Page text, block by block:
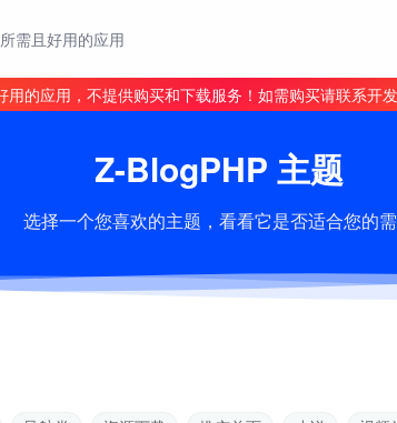
需且好用的应用
的应用，不提供购买和下载服务！如需购买请联系开
Z-BlogPHP 主题
选择一个您喜欢的主题，看看它是否适合您的